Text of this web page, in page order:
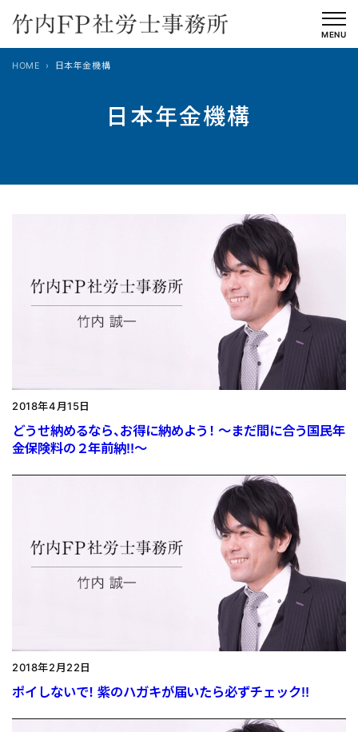
を
MENU
日本年金機構
HOME 日本年金機構
2018年4月15日
どうせ納めるなら、お得に納めよう！ 〜まだ間に合う国民年
金保険料の２年前納‼〜
2018年2月22日
ポイしないで！ 紫のハガキが届いたら必ずチェック‼︎